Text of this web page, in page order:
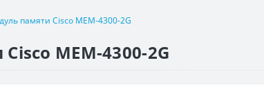
памяти Cisco MEM-4300-2G
MEM-4300-2G